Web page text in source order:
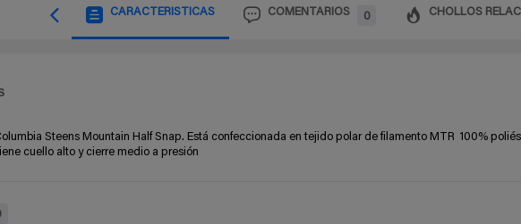
CARACTERISTICAS COMENTARIOS 0 CHOLLOS
Steens Mountain Half Snap. Está confeccionada en tejido polar de filamento MTR 100%
cuello alto y cierre medio a presión